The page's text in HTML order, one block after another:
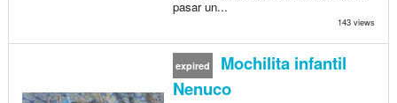
pasar un...
143 views
expired
Mochilita infantil
Nenuco